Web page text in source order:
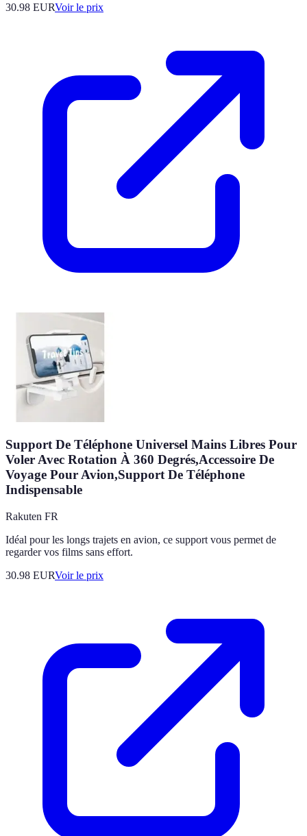
30.98 EURVoir le prix
Support De Téléphone Universel Mains Libres Pour
Voler Avec Rotation À 360 Degrés,Accessoire De
Voyage Pour Avion,Support De Téléphone
Indispensable
Rakuten FR
Idéal pour les longs trajets en avion, ce support vous permet de
regarder vos films sans effort.
30.98 EURVoir le prix